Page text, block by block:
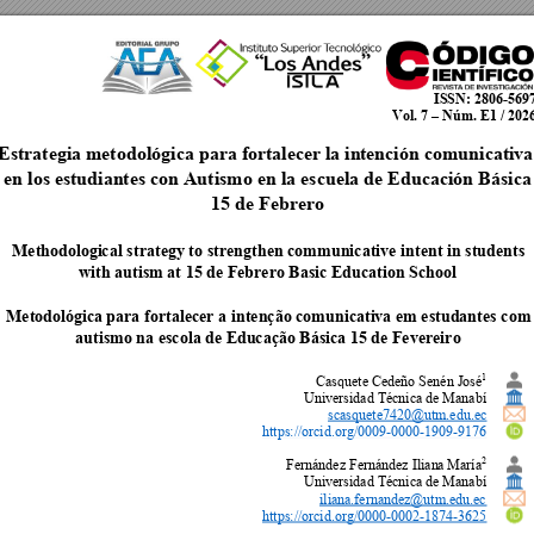
ISSN: 2806-
Vol. 7 – Núm. E1 /
metodológica para fortalecer la intención comunicativa
en los estudiantes con Autismo en la escuela de Educación Básica
15 de Febrero
Methodological strategy to strengthen communicative intent in students
with autism at 15 de Febrero Basic Education School
Metodológica para fortalecer a intenção comunicativa em estudantes com
autismo na escola de Educação Básica 15 de Fevereiro
Casquete Cedeño Senén José1
Universidad Técnica de Manabí
scasquete7420@utm.edu.ec
https://orcid.org/0009-0000-1909-9176
Fernández Fernández Iliana María2
Universidad Técnica de Manabí
iliana.fernandez@utm.edu.ec
https://orcid.org/0000-0002-1874-3625